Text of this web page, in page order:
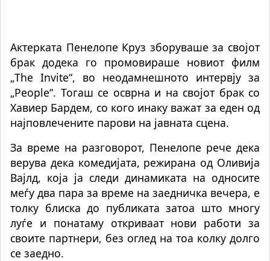
Актерката Пенелопе Круз зборуваше за својот
брак додека го промовираше новиот филм
„The Invite“, во неодамнешното интервју за
„People“. Тогаш се осврна и на својот брак со
Хавиер Бардем, со кого инаку важат за еден од
најповлечените парови на јавната сцена.
За време на разговорот, Пенелопе рече дека
верува дека комедијата, режирана од Оливија
Вајлд, која ја следи динамиката на односите
меѓу два пара за време на заедничка вечера, е
толку блиска до публиката затоа што многу
луѓе и понатаму откриваат нови работи за
своите партнери, без оглед на тоа колку долго
се заедно.